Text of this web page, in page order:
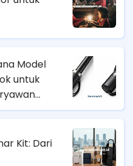
Model
untuk
Kit: Dari